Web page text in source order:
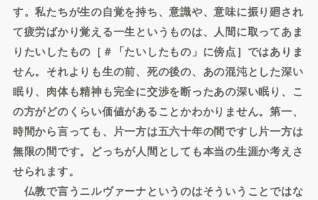
す。私たちが生の自覚を持ち、意識や、意味に振り廻され
て疲労ばかり覚える一生というものは、人間に取ってあま
りたいしたもの［＃「たいしたもの」に傍点］ではありま
せん。それよりも生の前、死の後の、あの混沌とした深い
眠り、肉体も精神も完全に交渉を断ったあの深い眠り、こ
の方がどのくらい価値があることかわかりません。第一、
時間から言っても、片一方は五六十年の間ですし片一方は
無限の間です。どっちが人間としても本当の生涯か考えさ
せられます。
仏教で言うニルヴァーナというのはそういうことではな